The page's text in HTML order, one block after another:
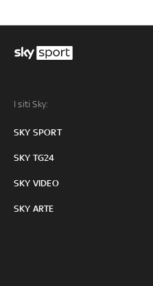
I siti Sky:
SKY SPORT
SKY TG24
SKY VIDEO
SKY ARTE